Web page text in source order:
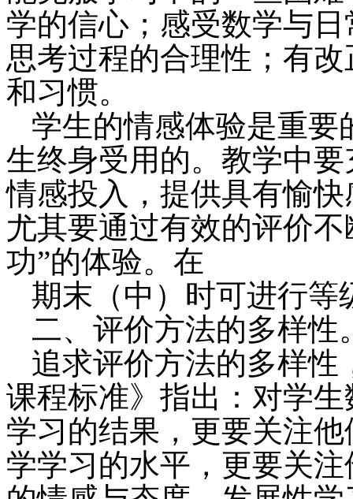
学的信心；感受数学与
思考过程的合理性；有
和习惯。
学生的情感体验是重要
生终身受用的。教学中
情感投入，提供具有愉
尤其要通过有效的评价
功”的体验。在
期末（中）时可进行等
二、评价方法的多样性
追求评价方法的多样性
课程标准》指出：对学
学习的结果，更要关注
学学习的水平，更要关